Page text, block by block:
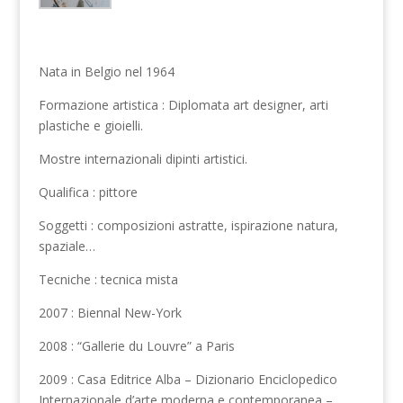
Nata in Belgio nel 1964
Formazione artistica : Diplomata art designer, arti
plastiche e gioielli.
Mostre internazionali dipinti artistici.
Qualifica : pittore
Soggetti : composizioni astratte, ispirazione natura,
spaziale…
Tecniche : tecnica mista
2007 : Biennal New-York
2008 : “Gallerie du Louvre” a Paris
2009 : Casa Editrice Alba – Dizionario Enciclopedico